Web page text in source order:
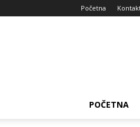
Početna
POČETNA